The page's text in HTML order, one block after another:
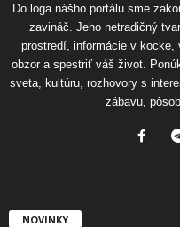
Do loga nášho portálu sme
zavináč. Jeho netradičný
prostredí, informácie v
obzor a spestriť váš život.
sveta, kultúru, rozhovory s
zábavu,
NOVINKY